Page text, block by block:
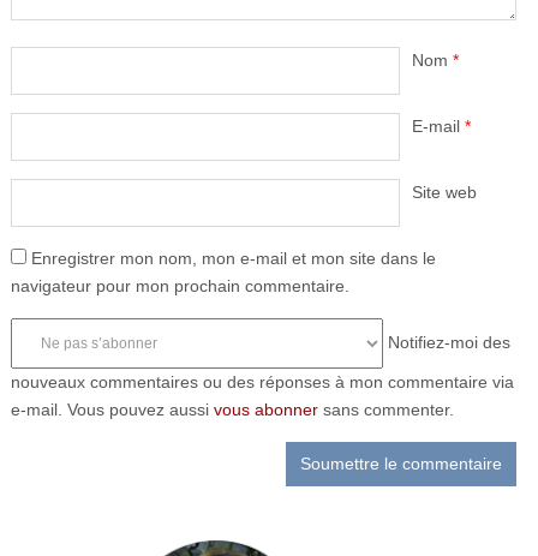
Nom *
E-mail *
Site web
Enregistrer mon nom, mon e-mail et mon site dans le
navigateur pour mon prochain commentaire.
Notifiez-moi des
nouveaux commentaires ou des réponses à mon commentaire via
e-mail. Vous pouvez aussi vous abonnersans commenter.